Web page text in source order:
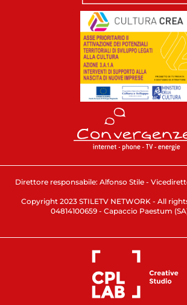
Direttore responsabile: Alfonso Stile -
Copyright 2023 STILETV NETWORK - All
04814100659 - Capaccio Paestum